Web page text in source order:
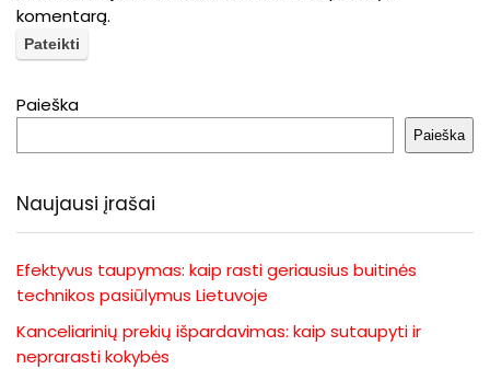
komentarą.
Paieška
Paieška
Naujausi įrašai
Efektyvus taupymas: kaip rasti geriausius buitinės
technikos pasiūlymus Lietuvoje
Kanceliarinių prekių išpardavimas: kaip sutaupyti ir
neprarasti kokybės